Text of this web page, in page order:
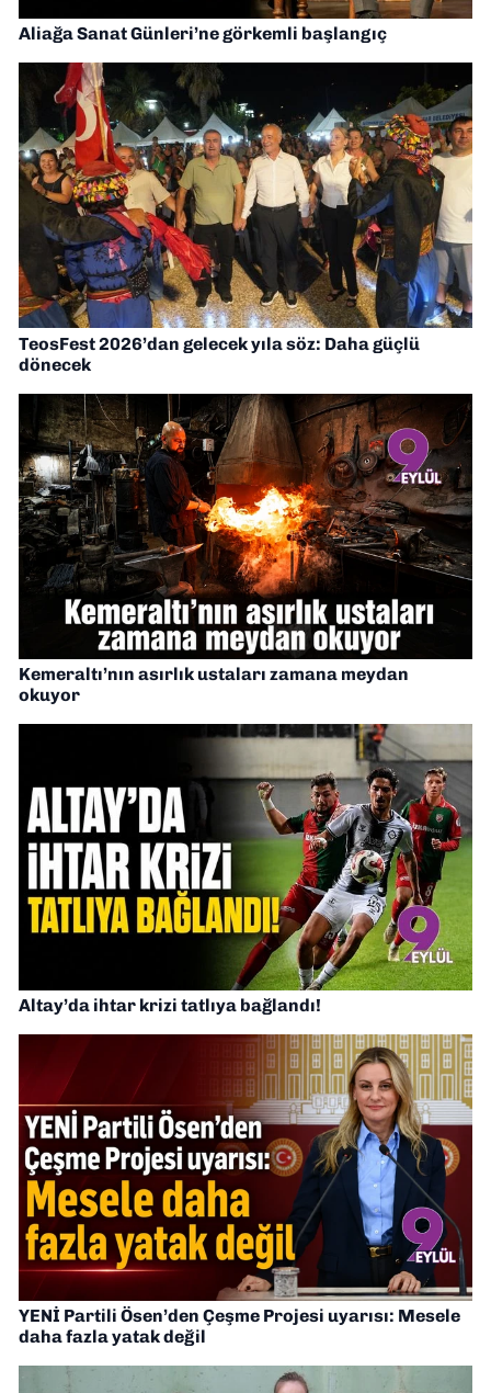
Aliağa Sanat Günleri’ne görkemli başlangıç
TeosFest 2026’dan gelecek yıla söz: Daha güçlü
dönecek
Kemeraltı’nın asırlık ustaları zamana meydan
okuyor
Altay’da ihtar krizi tatlıya bağlandı!
YENİ Partili Ösen’den Çeşme Projesi uyarısı: Mesele
daha fazla yatak değil